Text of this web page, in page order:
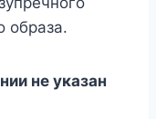
образа.
не указан